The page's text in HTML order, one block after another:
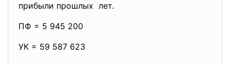
прибыли прошлых лет.
ПФ = 5 945 200
УК = 59 587 623